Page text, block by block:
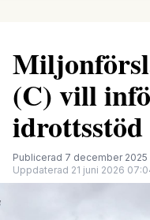
(C) vill
idrottsstöd
Publicerad 7 december 2025
Uppdaterad 21 juni 2026